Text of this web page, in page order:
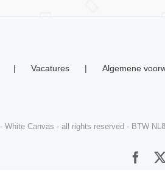
Vacatures Algemene
White Canvas - all rights reserved - BTW